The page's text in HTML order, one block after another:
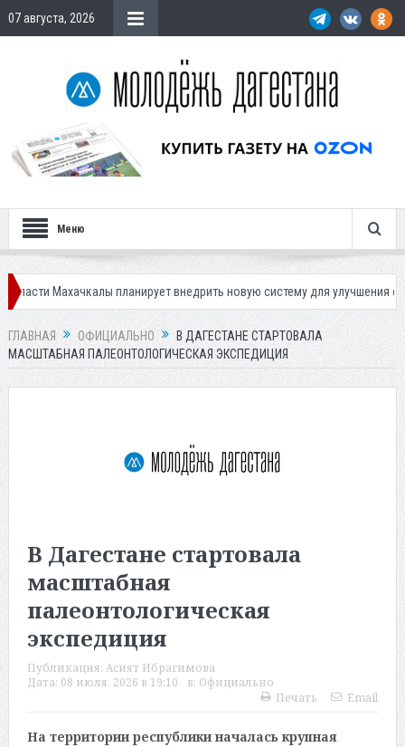
07 августа, 2026
Меню
планирует внедрить новую систему для улучшения ситуации с
ГЛАВНАЯ ОФИЦИАЛЬНО
В ДАГЕСТАНЕ СТАРТОВАЛА
МАСШТАБНАЯ ПАЛЕОНТОЛОГИЧЕСКАЯ ЭКСПЕДИЦИЯ
В Дагестане стартовала
масштабная
палеонтологическая
экспедиция
Публикация: Асият Ибрагимова
Дата: 08 июля, 2026 в 19:10 в: Официально
Печать
Email
На территории республики началась крупная